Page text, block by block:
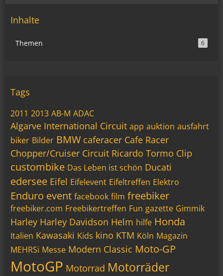
Inhalte
Themen 6
Tags
2011 2013 AB-M ADAC
Algarve International Circuit app auktion ausfahrt
biker Bilder BMW caferacer Cafe Racer
Chopper/Cruiser Circuit Ricardo Tormo Clip
custombike Das Leben ist schön Ducati
edersee Eifel Eifelevent Eifeltreffen Elektro
Enduro event facebook film freebiker
freebiker.com Freebikertreffen Fun gazette Gimmik
Harley Harley Davidson Helm hilfe Honda
Italien Kawasaki Kids kino KTM Köln Magazin
MEHRSi Messe Modern Classic Moto-GP
MotoGP Motorrad Motorräder